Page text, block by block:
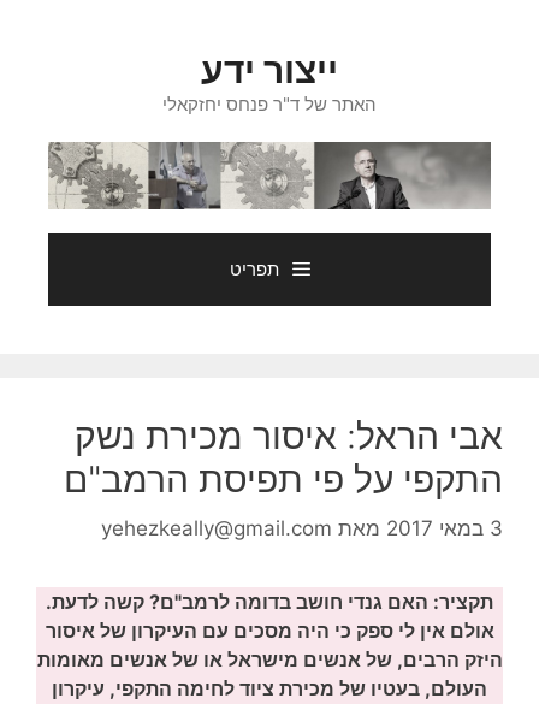
ייצור ידע
האתר של ד"ר פנחס יחזקאלי
תפריט
אבי הראל: איסור מכירת נשק
התקפי על פי תפיסת הרמב"ם
3 במאי 2017 מאת yehezkeally@gmail.com
תקציר: האם גנדי חושב בדומה לרמב"ם? קשה לדעת.
אולם אין לי ספק כי היה מסכים עם העיקרון של איסור
היזק הרבים, של אנשים מישראל או של אנשים מאומות
העולם, בעטיו של מכירת ציוד לחימה התקפי, עיקרון